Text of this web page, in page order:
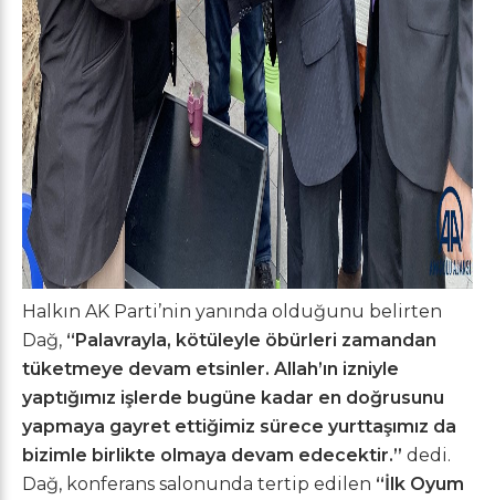
Halkın AK Parti’nin yanında olduğunu belirten
Dağ, “Palavrayla, kötüleyle öbürleri zamandan
tüketmeye devam etsinler. Allah’ın izniyle
yaptığımız işlerde bugüne kadar en doğrusunu
yapmaya gayret ettiğimiz sürece yurttaşımız da
bizimle birlikte olmaya devam edecektir.” dedi.
Dağ, konferans salonunda tertip edilen “İlk Oyum